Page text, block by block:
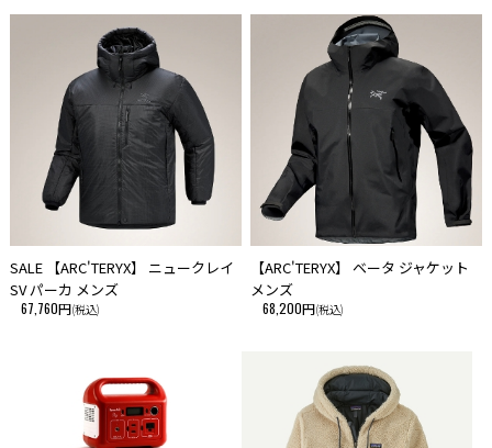
SALE 【ARC'TERYX】 ニュークレイ
SV パーカ メンズ
67,760円(税込)
【ARC'TERYX】 ベータ ジャケット
メンズ
68,200円(税込)